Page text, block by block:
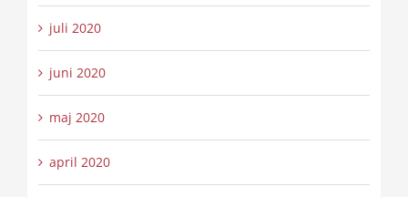
juli 2020
juni 2020
maj 2020
april 2020